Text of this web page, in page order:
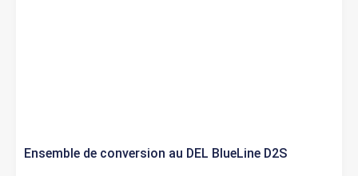
Ensemble de conversion au DEL BlueLine D2S